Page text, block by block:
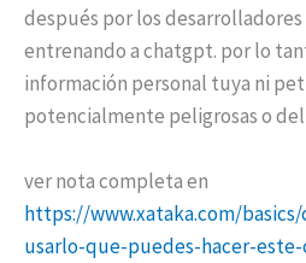
después por los
entrenando a chatgpt. por lo
información personal tuya ni
potencialmente peligrosas o
ver nota completa en
https://www.xataka.com/
usarlo-que-puedes-hacer-